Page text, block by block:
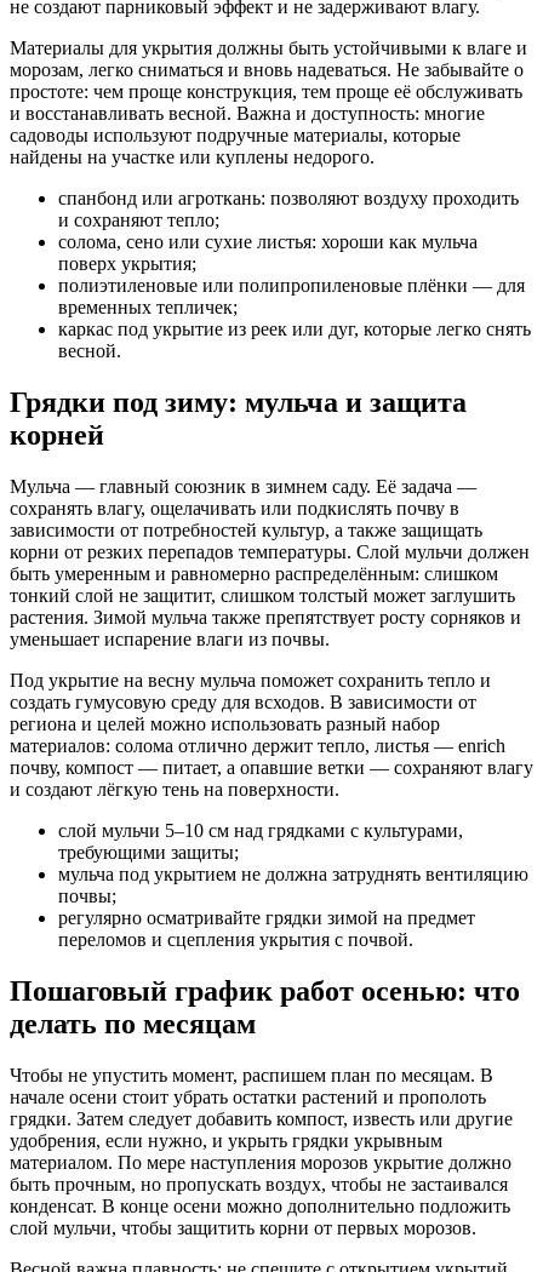
не создают парниковый эффект и не задерживают влагу.
Материалы для укрытия должны быть устойчивыми к влаге и
морозам, легко сниматься и вновь надеваться. Не забывайте о
простоте: чем проще конструкция, тем проще её обслуживать
и восстанавливать весной. Важна и доступность: многие
садоводы используют подручные материалы, которые
найдены на участке или куплены недорого.
спанбонд или агроткань: позволяют воздуху проходить
и сохраняют тепло;
солома, сено или сухие листья: хороши как мульча
поверх укрытия;
полиэтиленовые или полипропиленовые плёнки — для
временных тепличек;
каркас под укрытие из реек или дуг, которые легко снять
весной.
Грядки под зиму: мульча и защита
корней
Мульча — главный союзник в зимнем саду. Её задача —
сохранять влагу, ощелачивать или подкислять почву в
зависимости от потребностей культур, а также защищать
корни от резких перепадов температуры. Слой мульчи должен
быть умеренным и равномерно распределённым: слишком
тонкий слой не защитит, слишком толстый может заглушить
растения. Зимой мульча также препятствует росту сорняков и
уменьшает испарение влаги из почвы.
Под укрытие на весну мульча поможет сохранить тепло и
создать гумусовую среду для всходов. В зависимости от
региона и целей можно использовать разный набор
материалов: солома отлично держит тепло, листья — enrich
почву, компост — питает, а опавшие ветки — сохраняют влагу
и создают лёгкую тень на поверхности.
слой мульчи 5–10 см над грядками с культурами,
требующими защиты;
мульча под укрытием не должна затруднять вентиляцию
почвы;
регулярно осматривайте грядки зимой на предмет
переломов и сцепления укрытия с почвой.
Пошаговый график работ осенью: что
делать по месяцам
Чтобы не упустить момент, распишем план по месяцам. В
начале осени стоит убрать остатки растений и прополоть
грядки. Затем следует добавить компост, известь или другие
удобрения, если нужно, и укрыть грядки укрывным
материалом. По мере наступления морозов укрытие должно
быть прочным, но пропускать воздух, чтобы не застаивался
конденсат. В конце осени можно дополнительно подложить
слой мульчи, чтобы защитить корни от первых морозов.